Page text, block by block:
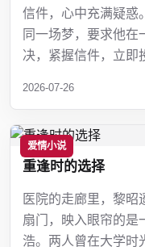
信件，心中充满疑惑
同一场梦，要求他在
决，紧握信件，立即
2026-07-26
爱情小说
重逢时的选择
医院的走廊里，黎昭
扇门，映入眼帘的
浩。两人曾在大学时